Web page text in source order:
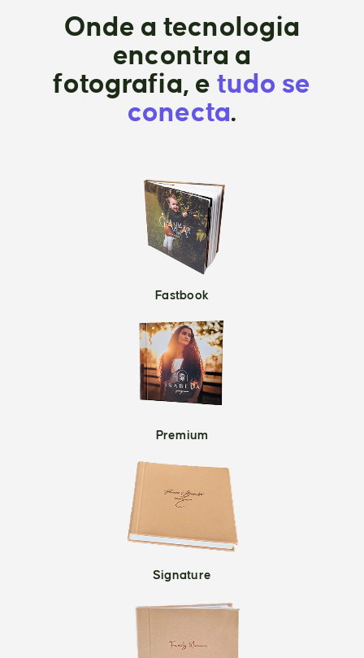
Onde a tecnologia
encontra a
fotografia, e tudo se
conecta.
Fastbook
Premium
Signature